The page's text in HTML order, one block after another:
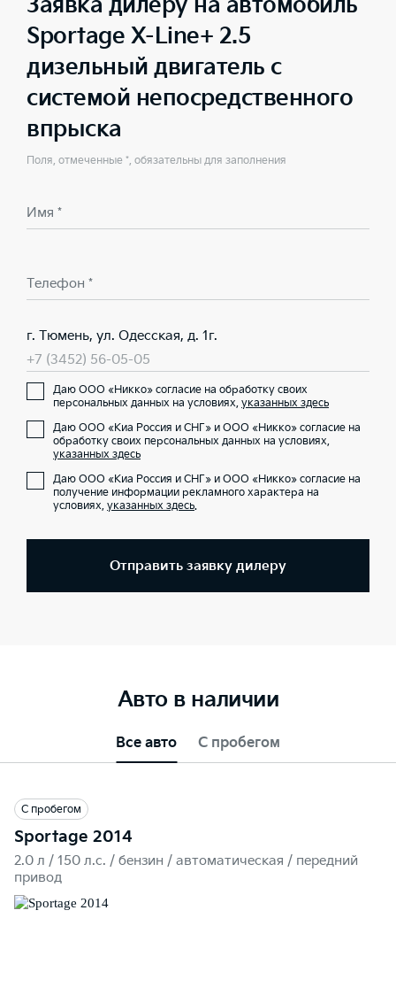
Заявка дилеру на автомобиль
Sportage X-Line+ 2.5
дизельный двигатель с
системой непосредственного
впрыска
Поля, отмеченные *, обязательны для заполнения
Имя *
Телефон *
г. Тюмень, ул. Одесская, д. 1г.
+7 (3452) 56-05-05
Даю ООО «Никко» согласие на обработку своих
персональных данных на условиях, указанных здесь
Даю ООО «Киа Россия и СНГ» и ООО «Никко» согласие на
обработку своих персональных данных на условиях,
указанных здесь
Даю ООО «Киа Россия и СНГ» и ООО «Никко» согласие на
получение информации рекламного характера на
условиях, указанных здесь.
Отправить заявку дилеру
Авто в наличии
Все авто С пробегом
С пробегом
Sportage 2014
2.0 л / 150 л.c. / бензин / автоматическая / передний
привод